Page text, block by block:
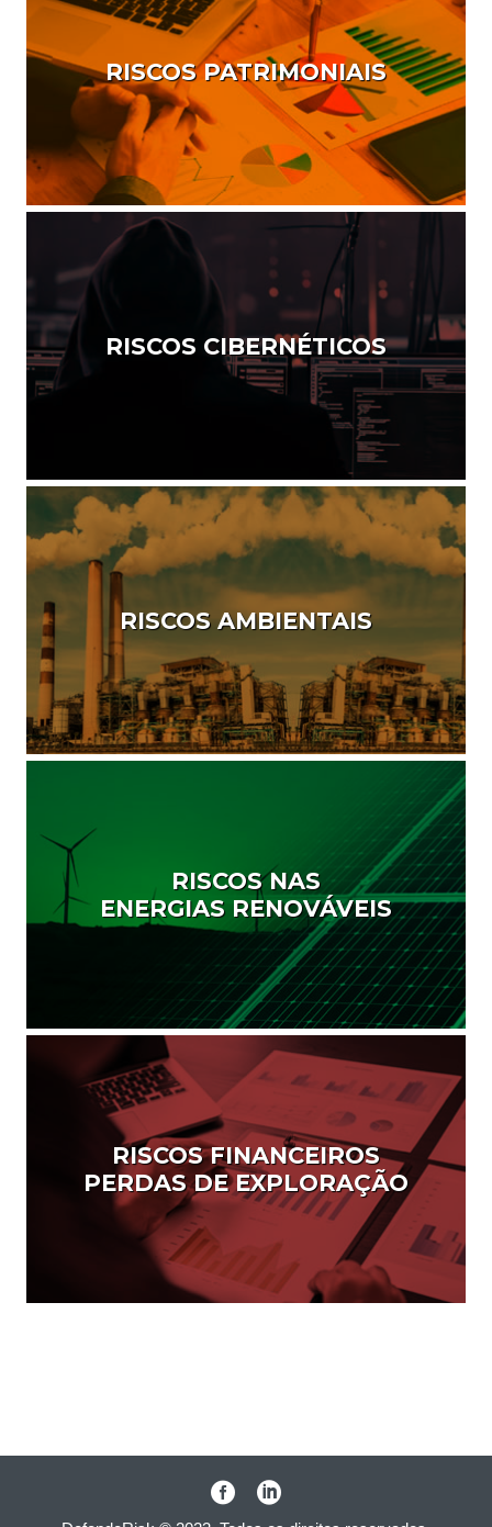
RISCOS PATRIMONIAIS
RISCOS CIBERNÉTICOS
RISCOS AMBIENTAIS
RISCOS NAS
ENERGIAS RENOVÁVEIS
RISCOS FINANCEIROS
PERDAS DE EXPLORAÇÃO